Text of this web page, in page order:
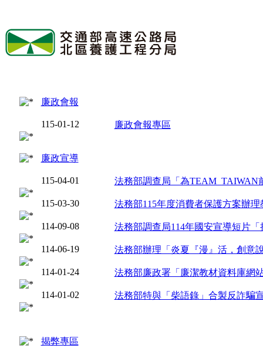
廉政會報
115-01-12 廉政會報專區
廉政宣導
115-04-01 法務部調查局「為TEAM TAIWAN
115-03-30 法務部115年度消費者保護方案辦理
114-09-08 法務部調查局114年國安宣導短片
114-06-19 法務部辦理「炎夏『漫』活，創意
114-01-24 法務部廉政署「廉潔教材資料庫網
114-01-02 法務部特與「柴語錄」合製反詐騙
揭弊專區